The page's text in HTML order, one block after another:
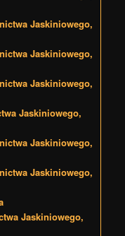
Jaskiniowego,
Jaskiniowego,
Jaskiniowego,
Jaskiniowego,
Jaskiniowego,
Jaskiniowego,
Jaskiniowego,